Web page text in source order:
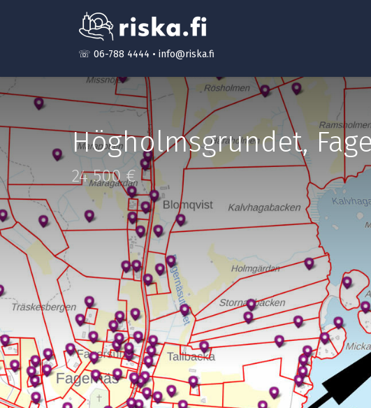
☏ 06-788 4444 • info@riska.fi
Högholmsgrundet,
24 500 €